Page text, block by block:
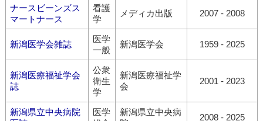
ナースビーンズス
マートナース
看護
学
メディカ出版 2007 - 2008
新潟医学会雑誌
医学
一般
新潟医学会 1959 - 2025
新潟医療福祉学会
誌
公衆
衛生
学
新潟医療福祉学
会
2001 - 2023
新潟県立中央病院
医学
新潟県立中央病
2008 - 2025